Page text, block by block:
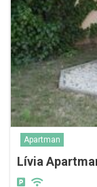
Apartman
Lívia